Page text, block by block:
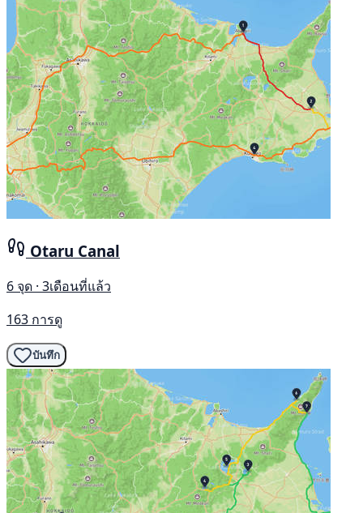
Otaru Canal
6 จุด · 3เดือนที่แล้ว
163 การดู
บันทึก